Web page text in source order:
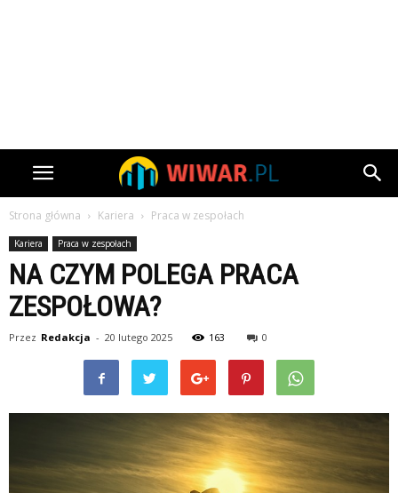
Strona główna Kariera Praca w zespołach
Kariera Praca w zespołach
NA CZYM POLEGA PRACA
ZESPOŁOWA?
Przez Redakcja - 20 lutego 2025 163 0